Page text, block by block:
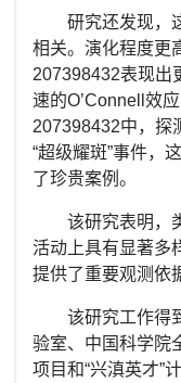
研究还发现，
相关。演化程度更
207398432表现出
速的O’Connell 效
207398432中，探
“超级耀斑”事件，
了珍贵案例。
该研究表明，
活动上具有显著多
提供了重要观测依
该研究工作得
验室、中国科学院
项目和“兴滇英才”